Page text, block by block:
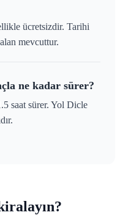
ücretsizdir. Tarihi
mevcuttur.
ne kadar sürer?
saat sürer. Yol Dicle